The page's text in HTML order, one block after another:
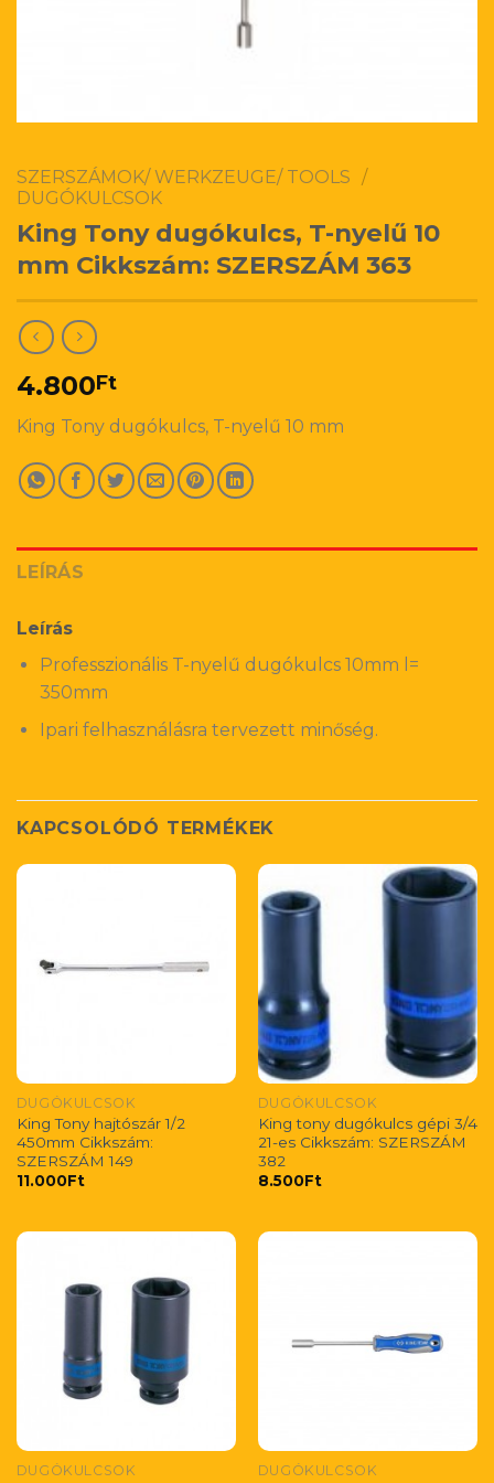
SZERSZÁMOK/ WERKZEUGE/ TOOLS /
DUGÓKULCSOK
King Tony dugókulcs, T-nyelű 10
mm Cikkszám: SZERSZÁM 363
4.800Ft
King Tony dugókulcs, T-nyelű 10 mm
LEÍRÁS
Leírás
Professzionális T-nyelű dugókulcs 10mm l=
350mm
Ipari felhasználásra tervezett minőség.
KAPCSOLÓDÓ TERMÉKEK
DUGÓKULCSOK
King Tony hajtószár 1/2
450mm Cikkszám:
SZERSZÁM 149
11.000Ft
DUGÓKULCSOK
King tony dugókulcs gépi 3/4
21-es Cikkszám: SZERSZÁM
382
8.500Ft
DUGÓKULCSOK DUGÓKULCSOK